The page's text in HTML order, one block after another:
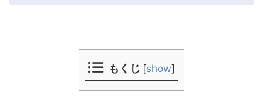
もくじ [show]